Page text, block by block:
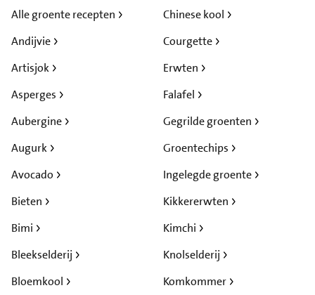
Alle groente recepten
Andijvie
Artisjok
Asperges
Aubergine
Augurk
Avocado
Bieten
Bimi
Bleekselderij
Bloemkool
Chinese kool
Courgette
Erwten
Falafel
Gegrilde groenten
Groentechips
Ingelegde groente
Kikkererwten
Kimchi
Knolselderij
Komkommer